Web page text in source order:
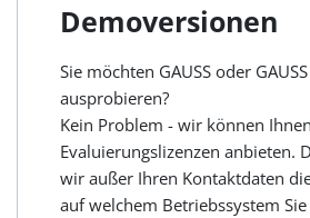
Demoversionen
Sie möchten GAUSS oder
ausprobieren?
Kein Problem - wir können Ihnen
Evaluierungslizenzen anbieten.
wir außer Ihren Kontaktdaten
auf welchem Betriebssystem